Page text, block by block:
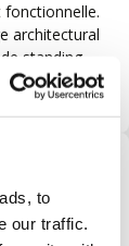
to
our traffic.
fonctionnelle.
architectural
standing,
bois.
AUX